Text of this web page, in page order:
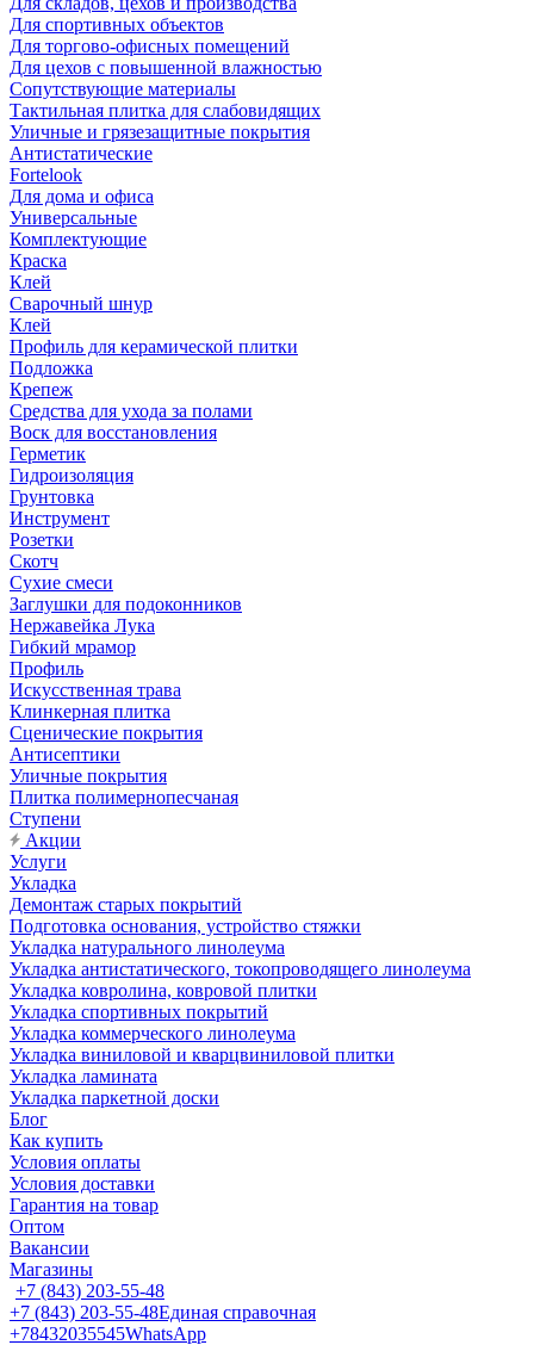
Для спортивных объектов
Для торгово-офисных помещений
Для цехов с повышенной влажностью
Сопутствующие материалы
Тактильная плитка для слабовидящих
Уличные и грязезащитные покрытия
Антистатические
Fortelook
Для дома и офиса
Универсальные
Комплектующие
Краска
Клей
Сварочный шнур
Клей
Профиль для керамической плитки
Подложка
Крепеж
Средства для ухода за полами
Воск для восстановления
Герметик
Гидроизоляция
Грунтовка
Инструмент
Розетки
Скотч
Сухие смеси
Заглушки для подоконников
Нержавейка Лука
Гибкий мрамор
Профиль
Искусственная трава
Клинкерная плитка
Сценические покрытия
Антисептики
Уличные покрытия
Плитка полимернопесчаная
Ступени
Акции
Услуги
Укладка
Демонтаж старых покрытий
Подготовка основания, устройство стяжки
Укладка натурального линолеума
Укладка антистатического, токопроводящего линолеума
Укладка ковролина, ковровой плитки
Укладка спортивных покрытий
Укладка коммерческого линолеума
Укладка виниловой и кварцвиниловой плитки
Укладка ламината
Укладка паркетной доски
Блог
Как купить
Условия оплаты
Условия доставки
Гарантия на товар
Оптом
Вакансии
Магазины
+7 (843) 203-55-48
+7 (843) 203-55-48Единая справочная
+78432035545WhatsApp